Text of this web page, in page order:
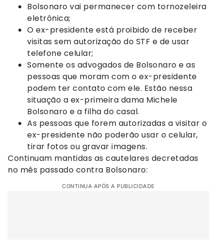
Bolsonaro vai permanecer com tornozeleira
eletrônica;
O ex-presidente está proibido de receber
visitas sem autorização do STF e de usar
telefone celular;
Somente os advogados de Bolsonaro e as
pessoas que moram com o ex-presidente
podem ter contato com ele. Estão nessa
situação a ex-primeira dama Michele
Bolsonaro e a filha do casal.
As pessoas que forem autorizadas a visitar o
ex-presidente não poderão usar o celular,
tirar fotos ou gravar imagens.
Continuam mantidas as cautelares decretadas
no mês passado contra Bolsonaro:
CONTINUA APÓS A PUBLICIDADE